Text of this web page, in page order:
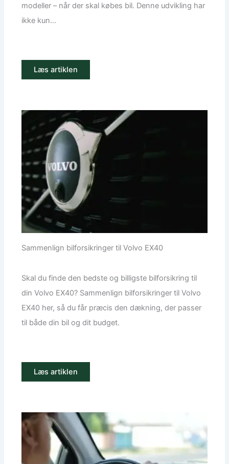
modeller – når der skal købes bil. Denne udvikling har
ikke kun...
Læs artiklen
Sammenlign bilforsikringer til Volvo EX40
Skal du finde den bedste og billigste bilforsikring til
din Volvo EX40? Sammenlign bilforsikringer til Volvo
EX40 her, så du får præcis den dækning, der passer
til både din bil og dit budget.
Læs artiklen